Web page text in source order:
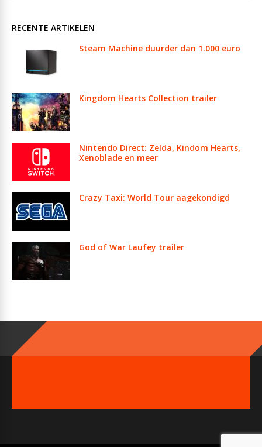
RECENTE ARTIKELEN
Steam Machine duurder dan 1.000 euro
Kingdom Hearts Collection trailer
Nintendo Direct: Zelda, Kindom Hearts,
Xenoblade en meer
Crazy Taxi: World Tour aagekondigd
God of War Laufey trailer